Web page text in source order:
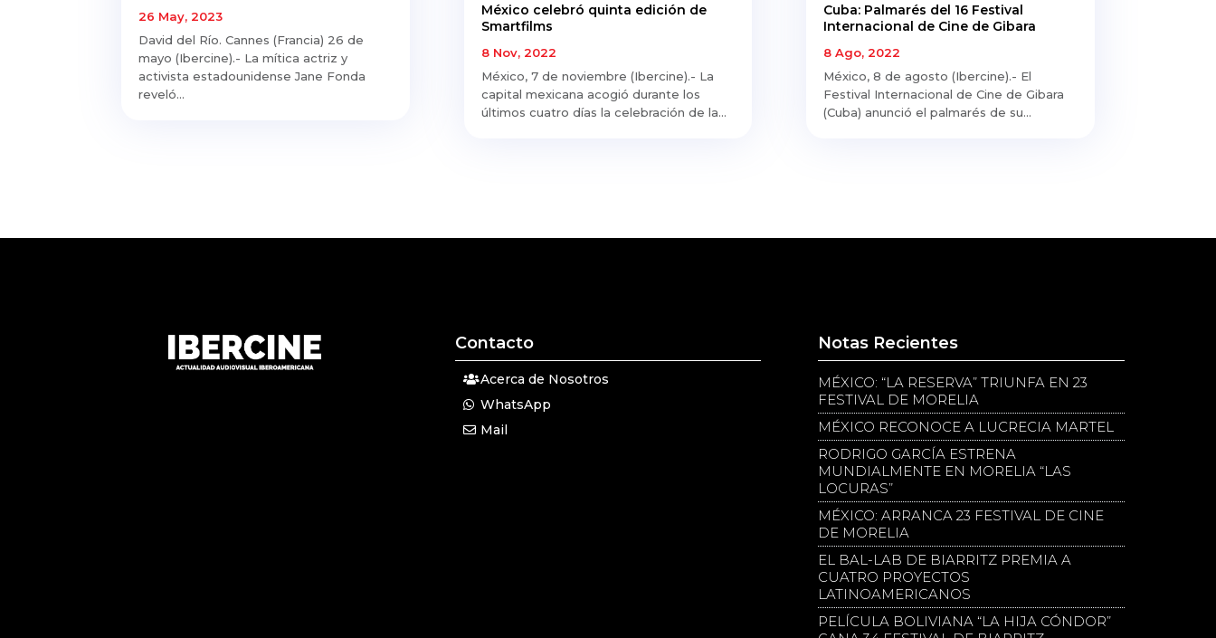
26 May, 2023
David del Río. Cannes (Francia) 26 de
mayo (Ibercine).- La mítica actriz y
activista estadounidense Jane Fonda
reveló...
México celebró quinta edición de
Smartfilms
8 Nov, 2022
México, 7 de noviembre (Ibercine).- La
capital mexicana acogió durante los
últimos cuatro días la celebración de la...
Cuba: Palmarés del 16 Festival
Internacional de Cine de Gibara
8 Ago, 2022
México, 8 de agosto (Ibercine).- El
Festival Internacional de Cine de Gibara
(Cuba) anunció el palmarés de su...
Contacto
Acerca de Nosotros
WhatsApp
Mail
Notas Recientes
MÉXICO: “LA RESERVA” TRIUNFA EN 23
FESTIVAL DE MORELIA
MÉXICO RECONOCE A LUCRECIA MARTEL
RODRIGO GARCÍA ESTRENA
MUNDIALMENTE EN MORELIA “LAS
LOCURAS”
MÉXICO: ARRANCA 23 FESTIVAL DE CINE
DE MORELIA
EL BAL-LAB DE BIARRITZ PREMIA A
CUATRO PROYECTOS
LATINOAMERICANOS
PELÍCULA BOLIVIANA “LA HIJA CÓNDOR”